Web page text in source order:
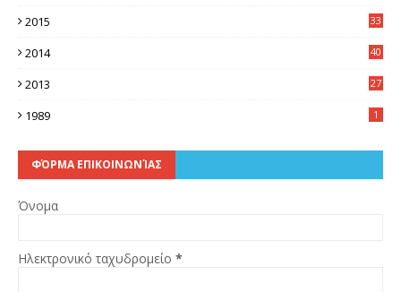
2015
33
2014
40
2013
27
1989 1
ΦΌΡΜΑ ΕΠΙΚΟΙΝΩΝΊΑΣ
Όνομα
Ηλεκτρονικό ταχυδρομείο *